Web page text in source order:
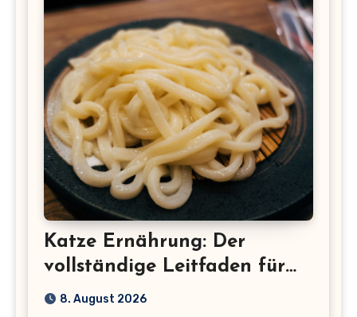
Katze Ernährung: Der
vollständige Leitfaden für
eine gesunde Katze
8. August 2026